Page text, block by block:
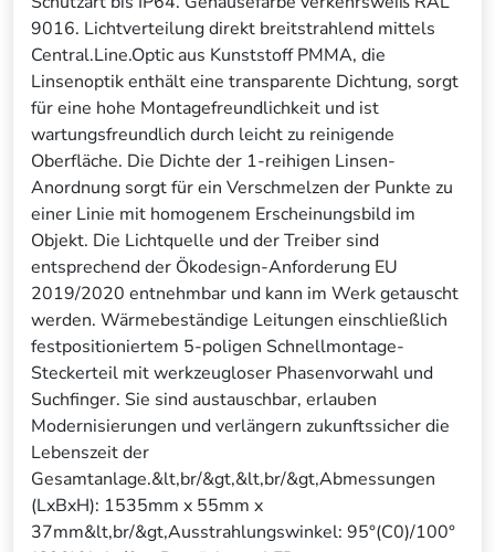
9016. Lichtverteilung direkt breitstrahlend mittels
Central.Line.Optic aus Kunststoff PMMA, die
Linsenoptik enthält eine transparente Dichtung, sorgt
für eine hohe Montagefreundlichkeit und ist
wartungsfreundlich durch leicht zu reinigende
Oberfläche. Die Dichte der 1-reihigen Linsen-
Anordnung sorgt für ein Verschmelzen der Punkte zu
einer Linie mit homogenem Erscheinungsbild im
Objekt. Die Lichtquelle und der Treiber sind
entsprechend der Ökodesign-Anforderung EU
2019/2020 entnehmbar und kann im Werk getauscht
werden. Wärmebeständige Leitungen einschließlich
festpositioniertem 5-poligen Schnellmontage-
Steckerteil mit werkzeugloser Phasenvorwahl und
Suchfinger. Sie sind austauschbar, erlauben
Modernisierungen und verlängern zukunftssicher die
Lebenszeit der
Gesamtanlage.&lt,br/&gt,&lt,br/&gt,Abmessungen
(LxBxH): 1535mm x 55mm x
37mm&lt,br/&gt,Ausstrahlungswinkel: 95°(C0)/100°